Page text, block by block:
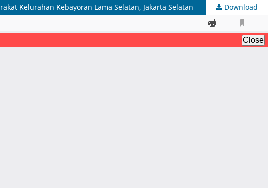
Kelurahan Kebayoran Lama Selatan, Jakarta Selatan Download